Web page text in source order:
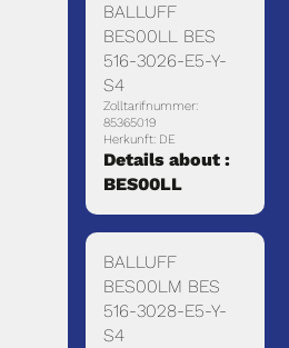
BALLUFF
BES00LL BES
516-3026-E5-Y-
S4
Zolltarifnummer:
85365019
Herkunft: DE
Details about :
BES00LL
BALLUFF
BES00LM BES
516-3028-E5-Y-
S4